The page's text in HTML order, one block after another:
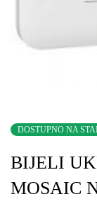
DOSTUPNO NA
BIJELI
MOSAIC